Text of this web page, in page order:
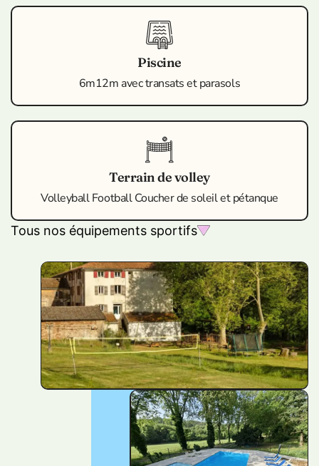
Piscine
6m12m avec transats et parasols
Terrain de volley
Volleyball Football Coucher de soleil et pétanque
Tous nos équipements sportifs